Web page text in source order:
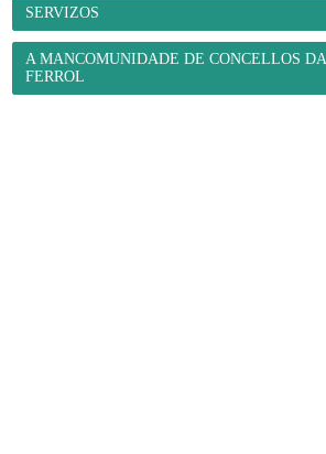
SERVIZOS
A MANCOMUNIDADE DE CONCELLOS
FERROL